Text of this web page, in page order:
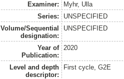
Examiner:
Myhr, Ulla
Series:
UNSPECIFIED
Volume/Sequential
designation:
UNSPECIFIED
Year of
Publication:
2020
Level and depth
descriptor:
First cycle, G2E